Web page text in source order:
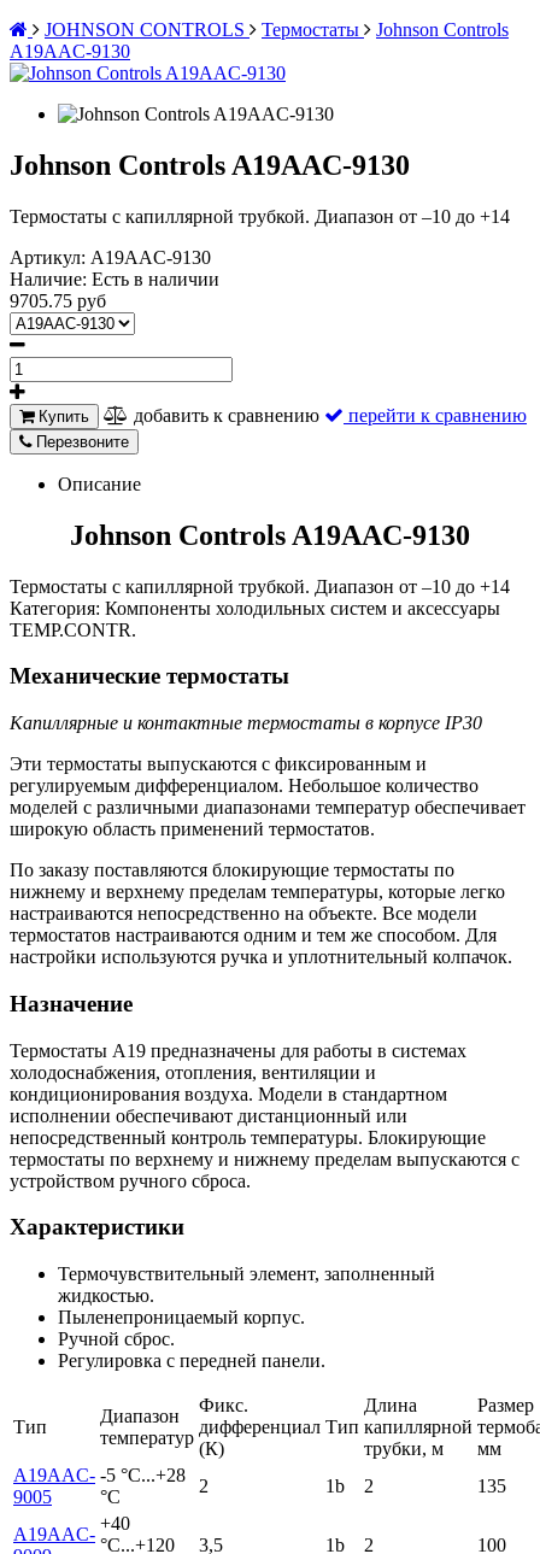
JOHNSON CONTROLS
Термостаты
Johnson Controls
A19AAC-9130
Johnson Controls A19AAC-9130
Термостаты с капиллярной трубкой. Диапазон от –10 до +14
Артикул: A19AAC-9130
Наличие: Есть в наличии
9705.75 руб
Купить добавить к сравнению перейти к сравнению
Перезвоните
Описание
Johnson Controls A19AAC-9130
Термостаты с капиллярной трубкой. Диапазон от –10 до +14
Категория: Компоненты холодильных систем и аксессуары
TEMP.CONTR.
Механические термостаты
Капиллярные и контактные термостаты в корпусе IP30
Эти термостаты выпускаются с фиксированным и
регулируемым дифференциалом. Небольшое количество
моделей с различными диапазонами температур обеспечивает
широкую область применений термостатов.
По заказу поставляются блокирующие термостаты по
нижнему и верхнему пределам температуры, которые легко
настраиваются непосредственно на объекте. Все модели
термостатов настраиваются одним и тем же способом. Для
настройки используются ручка и уплотнительный колпачок.
Назначение
Термостаты А19 предназначены для работы в системах
холодоснабжения, отопления, вентиляции и
кондиционирования воздуха. Модели в стандартном
исполнении обеспечивают дистанционный или
непосредственный контроль температуры. Блокирующие
термостаты по верхнему и нижнему пределам выпускаются с
устройством ручного сброса.
Характеристики
Термочувствительный элемент, заполненный
жидкостью.
Пыленепроницаемый корпус.
Ручной сброс.
Регулировка с передней панели.
Тип
Диапазон
температур
Фикс.
дифференциал
(К)
Тип
Длина
капиллярной
трубки, м
Размер
мм
A19AAC-
9005
-5 °С...+28
°С
2 1b 2 135
A19AAC-
+40
°C...+120
3,5 1b 2 100